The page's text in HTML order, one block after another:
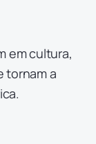
em cultura,
tornam a